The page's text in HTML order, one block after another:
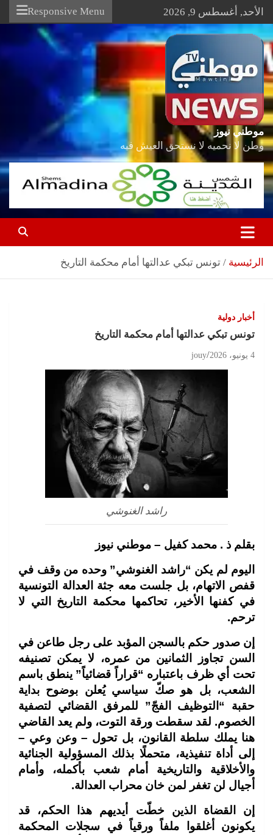
Skip
content
الأحد, أغسطس 9, 2026 Responsive Menu
موطني نيوز
وطن لا نحميه لا نستحق العيش فيه
الرئيسية تونس تبكي عدالتها أمام محكمة التاريخ
أخبار دولية
تونس تبكي عدالتها أمام محكمة التاريخ
4 يونيو، 2026 jouy
راشد الغنوشي
بقلم ذ . محمد كفيل – موطني نيوز
اليوم لم يكن “راشد الغنوشي” وحده من وقف في
قفص الاتهام، بل جلست معه جثة العدالة التونسية
في كفنها الأخير، تحاكمها محكمة التاريخ التي لا
ترحم.
إن صدور حكم بالسجن المؤبد على رجل طاعن في
السن تجاوز الثمانين من عمره، لا يمكن تصنيفه
تحت أي ظرف باعتباره “قراراً قضائياً” ينطق باسم
الشعب، بل هو صكّ سياسي يُعلن بوضوح بداية
حقبة “التوظيف الفجّ” للمرفق القضائي لتصفية
الخصوم. لقد سقطت ورقة التوت، ولم يعد القاضي
هنا يملك سلطة القانون، بل تحول – وعن وعي –
إلى أداة تنفيذية، متحملًا بذلك المسؤولية الجنائية
والأخلاقية والتاريخية أمام شعب بأكمله، وأمام
أجيال لن تغفر لمن خان محراب العدالة.
إن القضاة الذين خطّت أيديهم هذا الحكم، قد
يكونون أغلقوا ملفاً ورقياً في سجلات المحكمة